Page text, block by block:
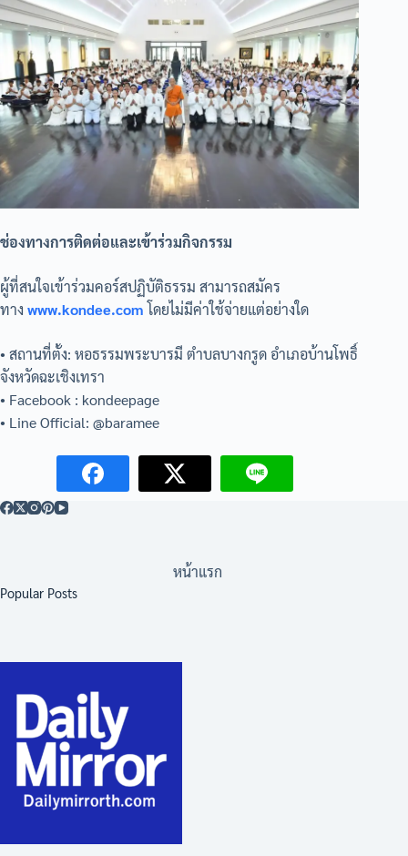
ช่องทางการติดต่อและเข้าร่วมกิจกรรม
ผู้ที่สนใจเข้าร่วมคอร์สปฏิบัติธรรม สามารถสมัคร
ทาง www.kondee.com โดยไม่มีค่าใช้จ่ายแต่อย่างใด
• สถานที่ตั้ง: หอธรรมพระบารมี ตำบลบางกรูด อำเภอบ้านโพธิ์
จังหวัดฉะเชิงเทรา
• Facebook : kondeepage
• Line Official: @baramee
หน้าแรก
Popular Posts